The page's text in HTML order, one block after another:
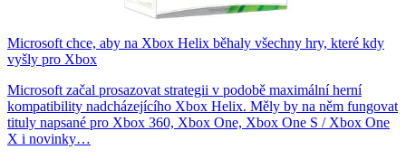
Microsoft chce, aby na Xbox Helix běhaly všechny hry, které kdy
vyšly pro Xbox
Microsoft začal prosazovat strategii v podobě maximální herní
kompatibility nadcházejícího Xbox Helix. Měly by na něm fungovat
tituly napsané pro Xbox 360, Xbox One, Xbox One S / Xbox One
X i novinky…